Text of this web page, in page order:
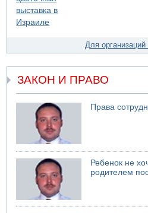
Для
ЗАКОН И ПРАВО
Права
Ребенок не
родителем